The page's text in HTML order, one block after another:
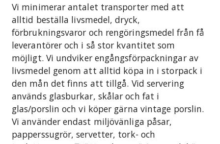
Vi minimerar antalet transporter med att
alltid beställa livsmedel, dryck,
förbrukningsvaror och rengöringsmedel från få
leverantörer och i så stor kvantitet som
möjligt. Vi undviker engångsförpackningar av
livsmedel genom att alltid köpa in i storpack i
den mån det finns att tillgå. Vid servering
används glasburkar, skålar och fat i
glas/porslin och vi köper gärna vintage porslin.
Vi använder endast miljövänliga påsar,
papperssugrör, servetter, tork- och